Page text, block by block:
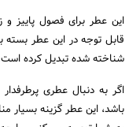
این عطر برای فصول پاییز
قابل توجه در این عطر
شناخته شده تبدیل کرده
اگر به دنبال عطری
باشد، این عطر گزینه بسیار